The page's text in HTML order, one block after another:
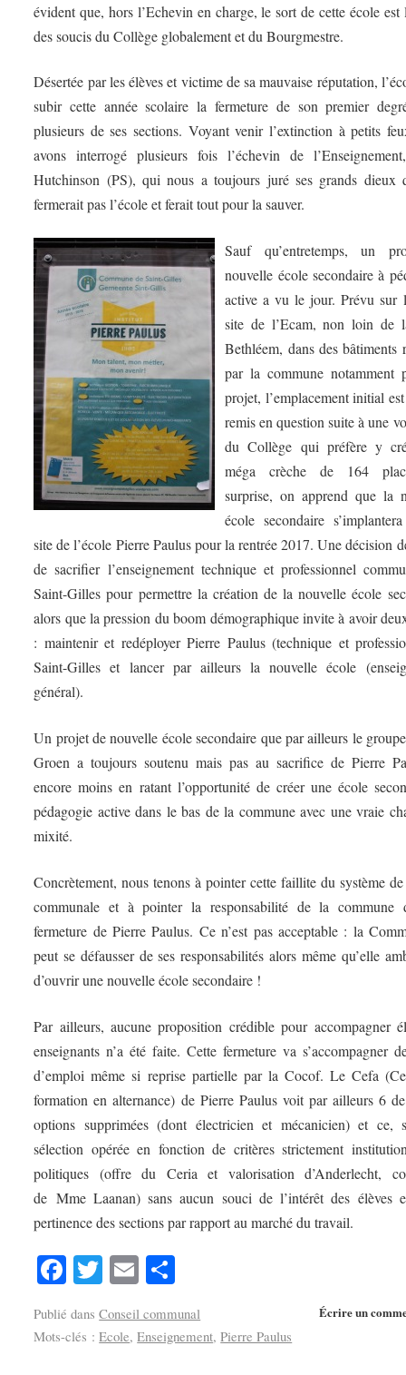
évident que, hors l’Echevin en charge, le sort de cette école est
des soucis du Collège globalement et du Bourgmestre.
Désertée par les élèves et victime de sa mauvaise réputation,
subir cette année scolaire la fermeture de son premier
plusieurs de ses sections. Voyant venir l’extinction à petits
avons interrogé plusieurs fois l’échevin de
Hutchinson (PS), qui nous a toujours juré ses grands dieux
fermerait pas l’école et ferait tout pour la sauver.
Sauf qu’entretemps, un
nouvelle école secondaire à
active a vu le jour. Prévu sur
site de l’Ecam, non loin de
Bethléem, dans des bâtiments
par la commune notamment
projet, l’emplacement initial
remis en question suite à une
du Collège qui préfère y
méga crèche de 164
surprise, on apprend que la
école secondaire
site de l’école Pierre Paulus pour la rentrée 2017. Une décision
de sacrifier l’enseignement technique et professionnel
Saint-Gilles pour permettre la création de la nouvelle école
alors que la pression du boom démographique invite à avoir
: maintenir et redéployer Pierre Paulus (technique et
Saint-Gilles et lancer par ailleurs la nouvelle école
général).
Un projet de nouvelle école secondaire que par ailleurs le
Groen a toujours soutenu mais pas au sacrifice de Pierre
encore moins en ratant l’opportunité de créer une école
pédagogie active dans le bas de la commune avec une vraie
mixité.
Concrètement, nous tenons à pointer cette faillite du système
communale et à pointer la responsabilité de la commune
fermeture de Pierre Paulus. Ce n’est pas acceptable : la
peut se défausser de ses responsabilités alors même qu’elle
d’ouvrir une nouvelle école secondaire !
Par ailleurs, aucune proposition crédible pour accompagner
enseignants n’a été faite. Cette fermeture va s’accompagner
d’emploi même si reprise partielle par la Cocof. Le Cefa
formation en alternance) de Pierre Paulus voit par ailleurs 6
options supprimées (dont électricien et mécanicien) et ce,
sélection opérée en fonction de critères strictement
politiques (offre du Ceria et valorisation d’Anderlecht,
de Mme Laanan) sans aucun souci de l’intérêt des élèves
pertinence des sections par rapport au marché du travail.
Facebook
Twitter
Email
Écrire un
Publié dans Conseil communal
Mots-clés : Ecole,Enseignement,Pierre Paulus